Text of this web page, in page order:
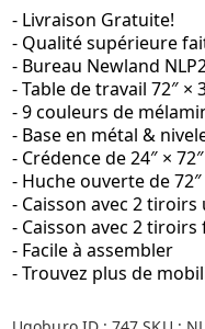
- Livraison Gratuite!
- Qualité supérieure
- Bureau Newland
- Table de travail 72″ ×
- 9 couleurs de
- Base en métal &
- Crédence de 24″ × 72″
- Huche ouverte de
- Caisson avec 2
- Caisson avec 2 tiroirs
- Facile à assembler
- Trouvez plus de